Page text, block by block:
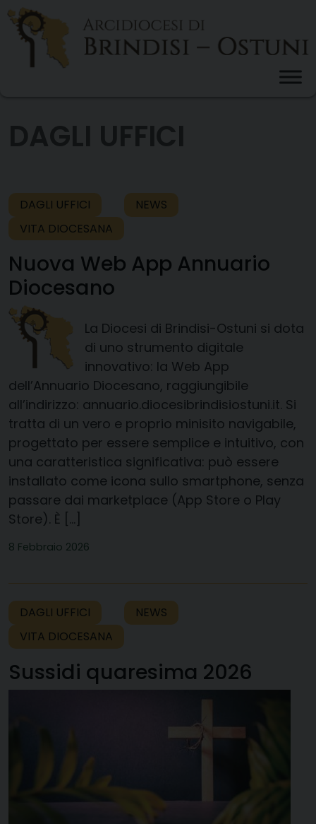
Skip
content
DAGLI UFFICI
NEWS
VITA DIOCESANA
Nuova Web App Annuario
Diocesano
La Diocesi di Brindisi-Ostuni si dota
di uno strumento digitale
innovativo: la Web App
dell’Annuario Diocesano, raggiungibile
all’indirizzo: annuario.diocesibrindisiostuni.it. Si
tratta di un vero e proprio minisito navigabile,
progettato per essere semplice e intuitivo, con
una caratteristica significativa: può essere
installato come icona sullo smartphone, senza
passare dai marketplace (App Store o Play
Store). È […]
8 Febbraio 2026
DAGLI UFFICI
NEWS
VITA DIOCESANA
Sussidi quaresima 2026